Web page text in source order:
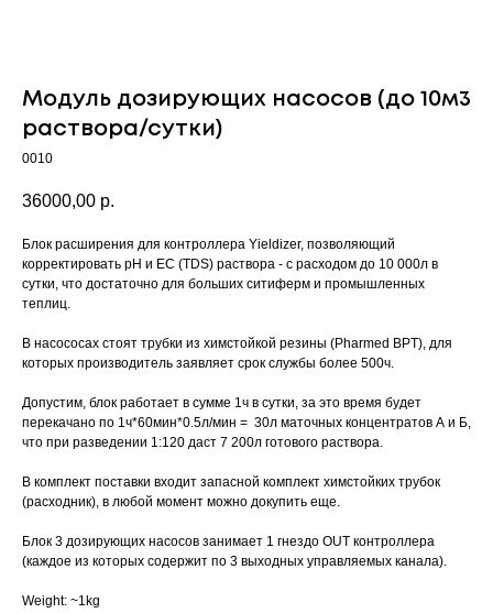
Модуль дозирующих насосов (до 10м3
раствора/сутки)
0010
36000,00 р.
Блок расширения для контроллера Yieldizer, позволяющий
корректировать pH и EC (TDS) раствора - с расходом до 10 000л в
сутки, что достаточно для больших ситиферм и промышленных
теплиц.
В насососах стоят трубки из химстойкой резины (Pharmed BPT), для
которых производитель заявляет срок службы более 500ч.
Допустим, блок работает в сумме 1ч в сутки, за это время будет
перекачано по 1ч*60мин*0.5л/мин = 30л маточных концентратов А и Б,
что при разведении 1:120 даст 7 200л готового раствора.
В комплект поставки входит запасной комплект химстойких трубок
(расходник), в любой момент можно докупить еще.
Блок 3 дозирующих насосов занимает 1 гнездо OUT контроллера
(каждое из которых содержит по 3 выходных управляемых канала).
Weight: ~1kg